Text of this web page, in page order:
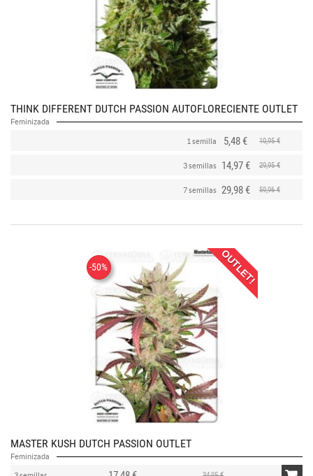
THINK DIFFERENT DUTCH PASSION AUTOFLORECIENTE OUTLET
Feminizada
1 semilla 5,48 € 10,95 €
3 semillas 14,97 € 29,95 €
7 semillas 29,98 € 59,96 €
-50% OUTLET!
MASTER KUSH DUTCH PASSION OUTLET
Feminizada